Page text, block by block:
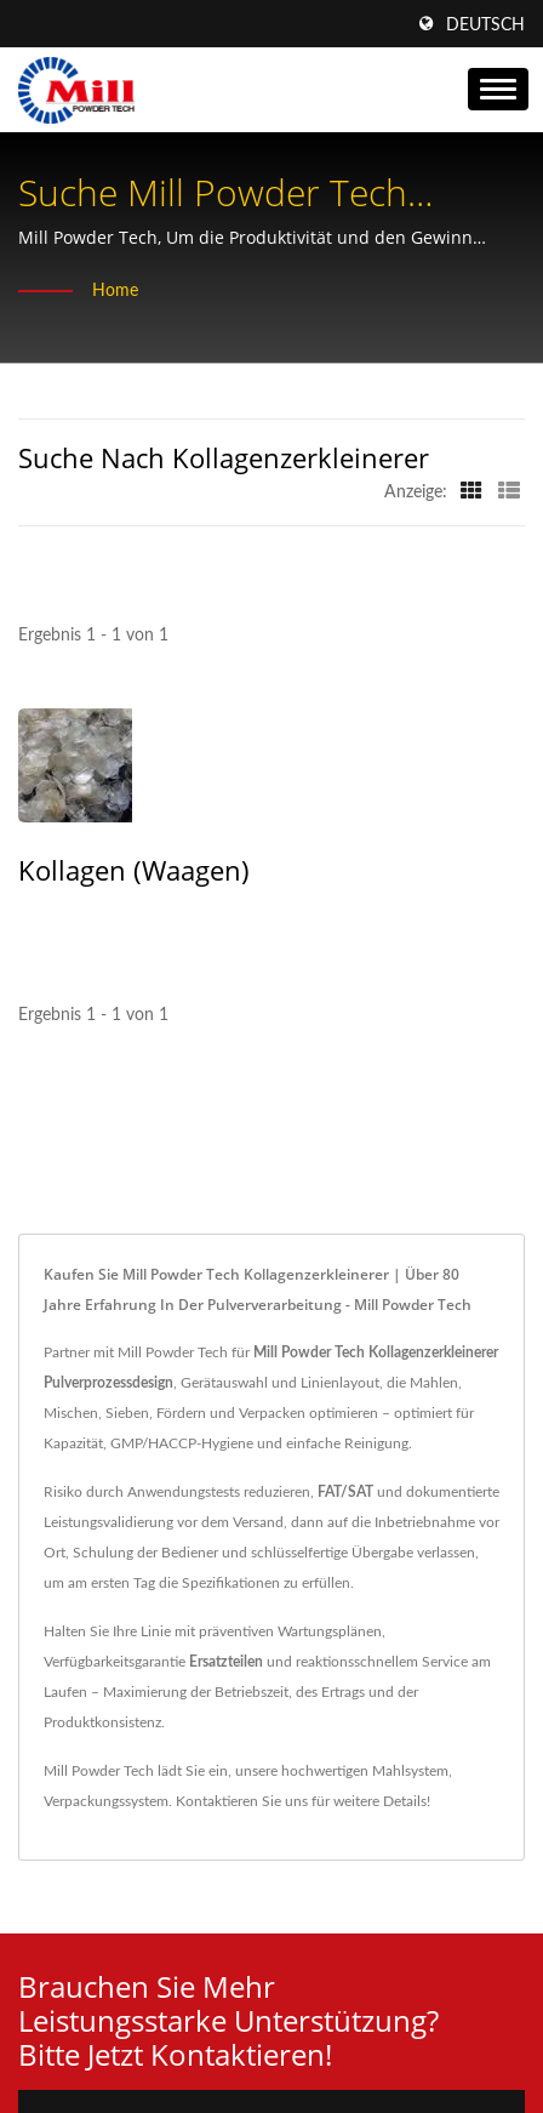
DEUTSCH
Suche Mill Powder Tech
Kollagenzerkleinerer
Produktionsservice
Mill Powder Tech, Um die Produktivität und den Gewinn
leistungsstarke Maschinen bereitstellen. Um gemeinsam mit
Home
Suche Nach Kollagenzerkleinerer
Anzeige:
Ergebnis 1 - 1 von 1
Kollagen (Waagen)
Ergebnis 1 - 1 von 1
Kaufen Sie Mill Powder Tech Kollagenzerkleinerer | Über 80
Jahre Erfahrung In Der Pulververarbeitung - Mill Powder Tech
Partner mit Mill Powder Tech für Mill Powder Tech Kollagenzerkleinerer
Pulverprozessdesign , Gerätauswahl und Linienlayout, die Mahlen,
Mischen, Sieben, Fördern und Verpacken optimieren – optimiert für
Kapazität, GMP/HACCP-Hygiene und einfache Reinigung.
Risiko durch Anwendungstests reduzieren, FAT/SAT und dokumentierte
Leistungsvalidierung vor dem Versand, dann auf die Inbetriebnahme vor
Ort, Schulung der Bediener und schlüsselfertige Übergabe verlassen,
um am ersten Tag die Spezifikationen zu erfüllen.
Halten Sie Ihre Linie mit präventiven Wartungsplänen,
Verfügbarkeitsgarantie Ersatzteilen und reaktionsschnellem Service am
Laufen – Maximierung der Betriebszeit, des Ertrags und der
Produktkonsistenz.
Mill Powder Tech lädt Sie ein, unsere hochwertigen Mahlsystem
Verpackungssystem Kontaktieren Sie uns für weitere Details!
Brauchen Sie Mehr
Leistungsstarke Unterstützung?
Bitte Jetzt Kontaktieren!